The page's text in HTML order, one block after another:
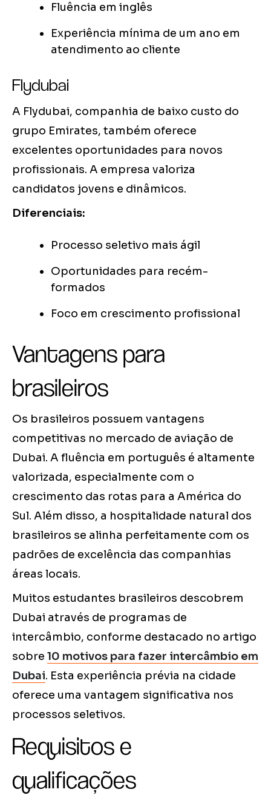
Fluência em inglês
Experiência mínima de um ano em
atendimento ao cliente
Flydubai
A Flydubai, companhia de baixo custo do
grupo Emirates, também oferece
excelentes oportunidades para novos
profissionais. A empresa valoriza
candidatos jovens e dinâmicos.
Diferenciais:
Processo seletivo mais ágil
Oportunidades para recém-
formados
Foco em crescimento profissional
Vantagens para
brasileiros
Os brasileiros possuem vantagens
competitivas no mercado de aviação de
Dubai. A fluência em português é altamente
valorizada, especialmente com o
crescimento das rotas para a América do
Sul. Além disso, a hospitalidade natural dos
brasileiros se alinha perfeitamente com os
padrões de excelência das companhias
áreas locais.
Muitos estudantes brasileiros descobrem
Dubai através de programas de
intercâmbio, conforme destacado no artigo
sobre 10 motivos para fazer intercâmbio em
Dubai. Esta experiência prévia na cidade
oferece uma vantagem significativa nos
processos seletivos.
Requisitos e
qualificações